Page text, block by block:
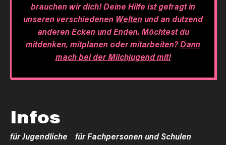
brauchen wir dich! Deine Hilfe ist gefragt in
unseren verschiedenen Weltenund an dutzend
anderen Ecken und Enden. Möchtest du
mitdenken, mitplanen oder mitarbeiten?Dann
mach bei der Milchjugend mit!
Infos
für Jugendliche
für Fachpersonen und Schulen